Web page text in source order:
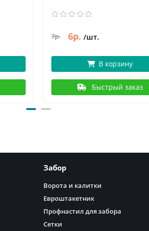
7р. 6р. /шт.
В корзину
Быстрый заказ
Забор
Ворота и калитки
Евроштакетник
Профнастил для забора
Сетки